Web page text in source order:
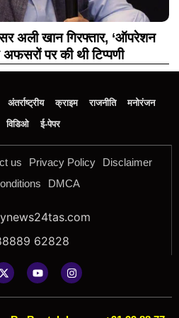
अली खान गिरफ्तार, ‘ऑपरेशन
पर की थी टिप्पणी
अंतर्राष्ट्रीय क्राइम राजनीति
मनोरंजन
विडिओ ई-पेपर
us Privacy Policy
Disclaimer
DMCA
62828